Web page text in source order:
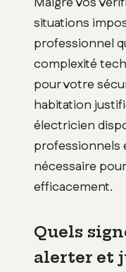
situations
professionnel
complexité
pour votre
habitation
électricien
professionnels
nécessaire
efficacement.
Quels
alerter et